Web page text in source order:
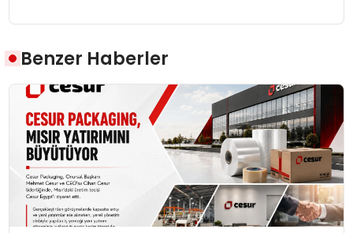
Benzer Haberler